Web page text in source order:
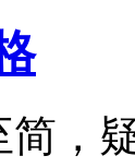
简，